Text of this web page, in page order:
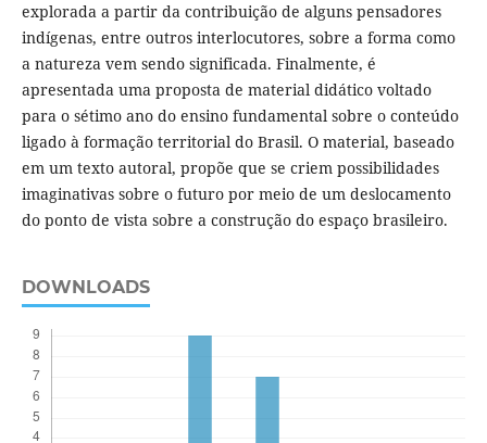
explorada a partir da contribuição de alguns pensadores
indígenas, entre outros interlocutores, sobre a forma como
a natureza vem sendo significada. Finalmente, é
apresentada uma proposta de material didático voltado
para o sétimo ano do ensino fundamental sobre o conteúdo
ligado à formação territorial do Brasil. O material, baseado
em um texto autoral, propõe que se criem possibilidades
imaginativas sobre o futuro por meio de um deslocamento
do ponto de vista sobre a construção do espaço brasileiro.
DOWNLOADS